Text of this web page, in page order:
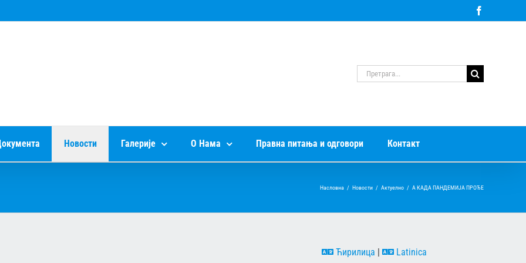
Претрага
за:
Новости Галерије О Нама Правна питања и одговори Контакт
Насловна / Новости / Актуелно / А КАДА ПАНДЕМИЈА ПРОЂЕ
Ћирилица Latinica